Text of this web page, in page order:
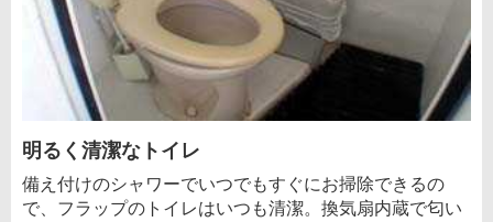
明るく清潔なトイレ
備え付けのシャワーでいつでもすぐにお掃除できるの
で、フラップのトイレはいつも清潔。換気扇内蔵で匂い